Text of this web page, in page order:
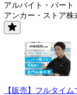
アルバイト・パート
アンカー・ストア株
【販売】フルタイ